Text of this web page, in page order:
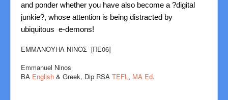
and ponder whether you have also become a ?digital
junkie?, whose attention is being distracted by
ubiquitous e-demons!
ΕΜΜΑΝΟΥΗΛ ΝΙΝΟΣ [ΠΕ06]
Emmanuel Ninos
BA English & Greek, Dip RSA TEFL, MA Ed.